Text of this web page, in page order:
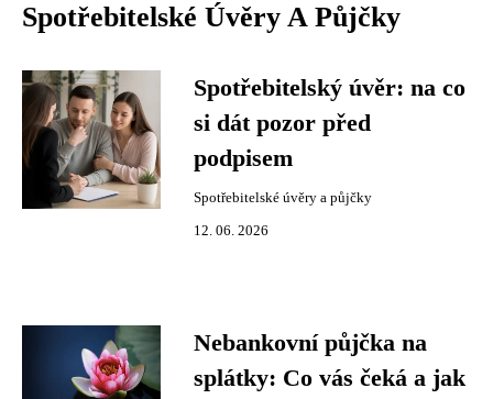
Spotřebitelské Úvěry A Půjčky
Spotřebitelský úvěr: na co
si dát pozor před
podpisem
Spotřebitelské úvěry a půjčky
12. 06. 2026
Nebankovní půjčka na
splátky: Co vás čeká a jak